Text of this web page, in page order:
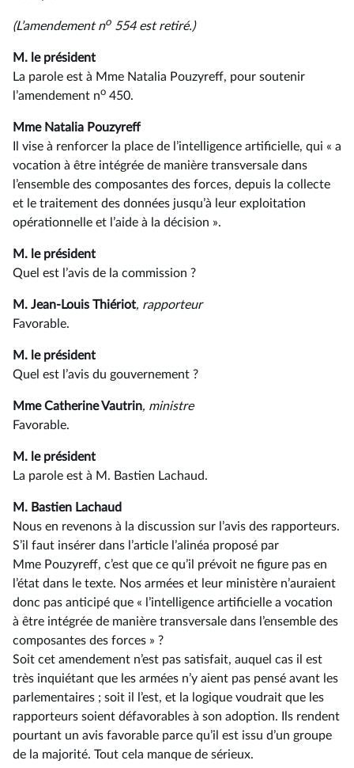
(L’amendement no 554 est retiré.)
M. le président
La parole est à Mme Natalia Pouzyreff, pour soutenir
l’amendement no 450.
Mme Natalia Pouzyreff
Il vise à renforcer la place de l’intelligence artificielle, qui « a
vocation à être intégrée de manière transversale dans
l’ensemble des composantes des forces, depuis la collecte
et le traitement des données jusqu’à leur exploitation
opérationnelle et l’aide à la décision ».
M. le président
Quel est l’avis de la commission ?
M. Jean-Louis Thiériot, rapporteur
Favorable.
M. le président
Quel est l’avis du gouvernement ?
Mme Catherine Vautrin, ministre
Favorable.
M. le président
La parole est à M. Bastien Lachaud.
M. Bastien Lachaud
Nous en revenons à la discussion sur l’avis des rapporteurs.
S’il faut insérer dans l’article l’alinéa proposé par
Mme Pouzyreff, c’est que ce qu’il prévoit ne figure pas en
l’état dans le texte. Nos armées et leur ministère n’auraient
donc pas anticipé que « l’intelligence artificielle a vocation
à être intégrée de manière transversale dans l’ensemble des
composantes des forces » ?
Soit cet amendement n’est pas satisfait, auquel cas il est
très inquiétant que les armées n’y aient pas pensé avant les
parlementaires ; soit il l’est, et la logique voudrait que les
rapporteurs soient défavorables à son adoption. Ils rendent
pourtant un avis favorable parce qu’il est issu d’un groupe
de la majorité. Tout cela manque de sérieux.